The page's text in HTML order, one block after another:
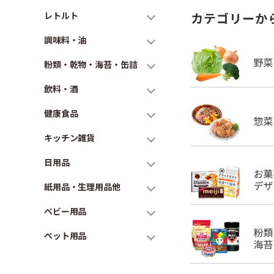
レトルト
調味料・油
粉類・乾物・海苔・缶詰
飲料・酒
健康食品
キッチン雑貨
日用品
紙用品・生理用品他
ベビー用品
ペット用品
カテゴリーか